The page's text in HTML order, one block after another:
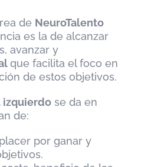
de NeuroTalento
es la de alcanzar
avanzar y
que facilita el foco en
de estos objetivos.
izquierdo se da en
de:
por ganar y